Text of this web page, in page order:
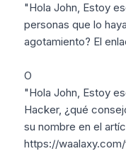
"Hola John, Estoy
personas que lo
agotamiento? El
O
"Hola John, Estoy
Hacker, ¿qué
su nombre en el
https://